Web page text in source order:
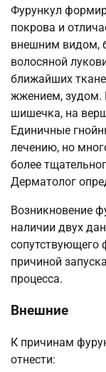
Фурункул
покрова и
внешним видом,
волосяной
ближайших
жжением, зудом.
шишечка, на
Единичные
лечению, но
более
Дерматолог
Возникновение
наличии двух
сопутствующего
причиной
процесса.
Внешние
К причинам
отнести: